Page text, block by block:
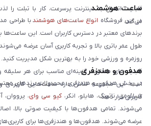
قابلیت اتصال به اینترنت پرسرعت، کار با تبلت
می‌کند.
ساعت هوشمند
در این فروشگاه انواع ساعت‌های هوشمند با طراحی
برندهای معتبر در دسترس کاربران است. این ساعت‌ها با
طول عمر باتری بالا و تجربه کاربری آسان عرضه
روزمره و ورزشی خود را به بهترین شکل مدیریت کنید.
قابلیت‌های متفاوت، گزینه‌ای مناسب برای هر سلیقه
است. این مجموعه تلاش دارد ساعت‌هایی کاربردی و
کاربران قرار دهد.
هدفون و هندزفری
در بخش هدفون و هندزفری، محصولات برندهای
شیائومی، ناتینگ، هایلو، انکر، کیو سی وای، پرووان،
می‌شوند. تمامی هدفون‌ها با کیفیت صوتی بالا،
عرضه می‌شوند. هدفون‌ها و هندزفری‌ها برای